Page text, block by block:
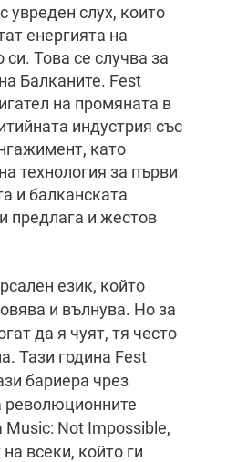
увреден слух, които
енергията на
си. Това се случва за
Балканите. Fest
на промяната в
индустрия със
като
технология за първи
и балканската
предлага и жестов
език, който
и вълнува. Но за
да я чуят, тя често
Тази година Fest
бариера чрез
революционните
Not Impossible,
всеки, който ги